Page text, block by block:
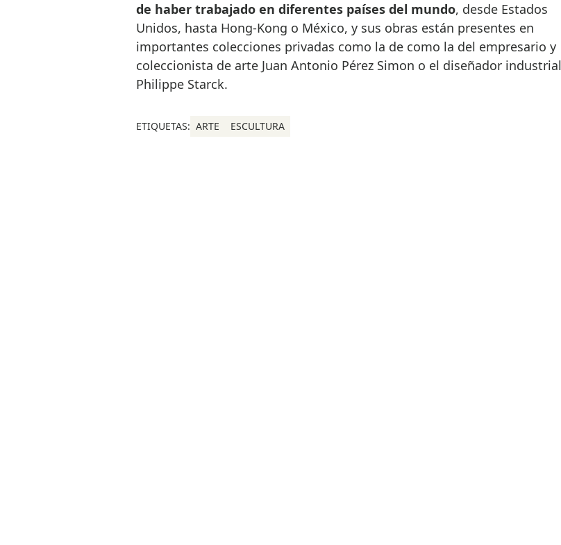
de haber trabajado en diferentes países del mundo, desde Estados
Unidos, hasta Hong-Kong o México, y sus obras están presentes en
importantes colecciones privadas como la de como la del empresario y
coleccionista de arte Juan Antonio Pérez Simon o el diseñador industrial
Philippe Starck.
ETIQUETAS: ARTE ESCULTURA